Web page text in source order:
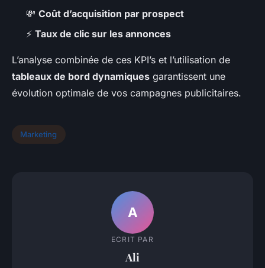
💸 Coût d’acquisition par prospect
⚡ Taux de clic sur les annonces
L’analyse combinée de ces KPI’s et l’utilisation de
tableaux de bord dynamiques garantissent une
évolution optimale de vos campagnes publicitaires.
Marketing
A
ECRIT PAR
Ali